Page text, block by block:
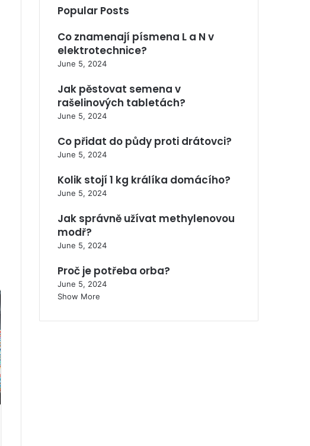
Popular Posts
Co znamenají písmena L a N v
elektrotechnice?
June 5, 2024
Jak pěstovat semena v
rašelinových tabletách?
June 5, 2024
Co přidat do půdy proti drátovci?
June 5, 2024
Kolik stojí 1 kg králíka domácího?
June 5, 2024
Jak správně užívat methylenovou
modř?
June 5, 2024
Proč je potřeba orba?
June 5, 2024
Show More